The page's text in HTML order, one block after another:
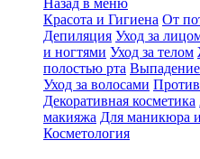
Назад в меню
Красота и Гигиена От
Депиляция Уход за
и ногтями Уход за телом
полостью рта
Уход за волосами
Декоративная косметика
макияжа Для маникюра
Косметология